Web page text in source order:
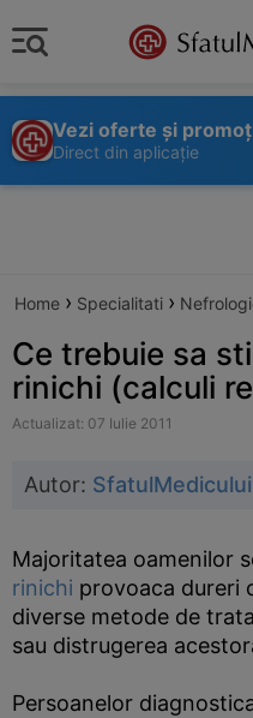
Vezi oferte și
Direct din aplicație
Home › Specialitati ›
Ce trebuie sa
rinichi (calculi
Actualizat: 07 Iulie 2011
Autor: SfatulMedicului
Majoritatea oamenilor
rinichi provoaca dureri
diverse metode de
sau distrugerea
Persoanelor